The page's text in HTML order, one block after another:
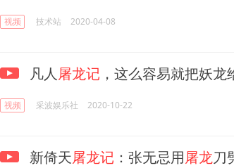
视频 技术站 2020-04-08
凡人屠龙记 ，这么容易就把妖龙
视频 采波娱乐社 2020-10-22
新倚天屠龙记 ：张无忌用屠龙刀